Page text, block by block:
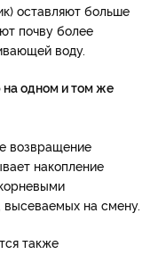
оставляют больше
почву более
воду.
на одном и том же
возвращение
накопление
высеваемых на смену.
также